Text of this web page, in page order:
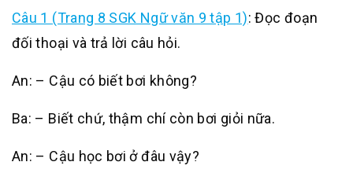
Câu 1 (Trang 8 SGK Ngữ văn 9 tập 1): Đọc đoạn
đối thoại và trả lời câu hỏi.
An: – Cậu có biết bơi không?
Ba: – Biết chứ, thậm chí còn bơi giỏi nữa.
An: – Cậu học bơi ở đâu vậy?